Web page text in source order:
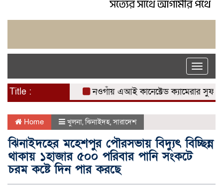
Toggle
Title :
নওগাঁয় এআই কানেক্টেড ক্যামেরার সুফল: যশোরে
Home খুলনা,ঝিনাইদহ,সারাদেশ
ঝিনাইদহের মহেশপুর পৌরসভায় বিদ্যুৎ বিচ্ছিন্ন
থাকায় ১হাজার ৫০০ পরিবার পানি সংকটে
চরম কষ্টে দিন পার করছে